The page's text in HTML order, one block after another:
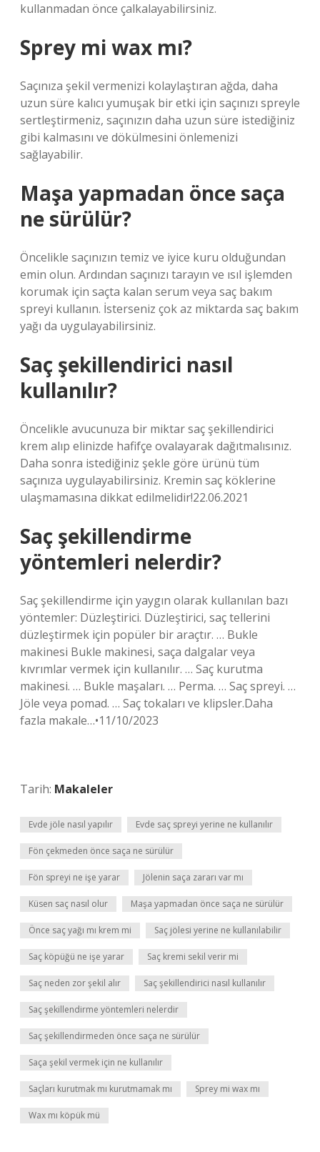
kullanmadan önce çalkalayabilirsiniz.
Sprey mi wax mı?
Saçınıza şekil vermenizi kolaylaştıran ağda, daha
uzun süre kalıcı yumuşak bir etki için saçınızı spreyle
sertleştirmeniz, saçınızın daha uzun süre istediğiniz
gibi kalmasını ve dökülmesini önlemenizi
sağlayabilir.
Maşa yapmadan önce saça
ne sürülür?
Öncelikle saçınızın temiz ve iyice kuru olduğundan
emin olun. Ardından saçınızı tarayın ve ısıl işlemden
korumak için saçta kalan serum veya saç bakım
spreyi kullanın. İsterseniz çok az miktarda saç bakım
yağı da uygulayabilirsiniz.
Saç şekillendirici nasıl
kullanılır?
Öncelikle avucunuza bir miktar saç şekillendirici
krem ​​alıp elinizde hafifçe ovalayarak dağıtmalısınız.
Daha sonra istediğiniz şekle göre ürünü tüm
saçınıza uygulayabilirsiniz. Kremin saç köklerine
ulaşmamasına dikkat edilmelidir!22.06.2021
Saç şekillendirme
yöntemleri nelerdir?
Saç şekillendirme için yaygın olarak kullanılan bazı
yöntemler: Düzleştirici. Düzleştirici, saç tellerini
düzleştirmek için popüler bir araçtır. … Bukle
makinesi Bukle makinesi, saça dalgalar veya
kıvrımlar vermek için kullanılır. … Saç kurutma
makinesi. … Bukle maşaları. … Perma. … Saç spreyi. …
Jöle veya pomad. … Saç tokaları ve klipsler.Daha
fazla makale…•11/10/2023
Tarih: Makaleler
Evde jöle nasıl yapılır Evde saç spreyi yerine ne kullanılır
Fön çekmeden önce saça ne sürülür
Fön spreyi ne işe yarar Jölenin saça zararı var mı
Küsen saç nasıl olur Maşa yapmadan önce saça ne sürülür
Önce saç yağı mı krem mi Saç jölesi yerine ne kullanılabilir
Saç köpüğü ne işe yarar Saç kremi sekil verir mi
Saç neden zor şekil alır Saç şekillendirici nasıl kullanılır
Saç şekillendirme yöntemleri nelerdir
Saç şekillendirmeden önce saça ne sürülür
Saça şekil vermek için ne kullanılır
Saçları kurutmak mı kurutmamak mı Sprey mi wax mı
Wax mı köpük mü